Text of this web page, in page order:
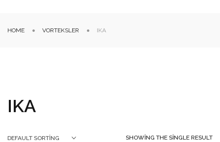
HOME VORTEKSLER IKA
IKA
SHOWING THE SINGLE RESULT
DEFAULT SORTING